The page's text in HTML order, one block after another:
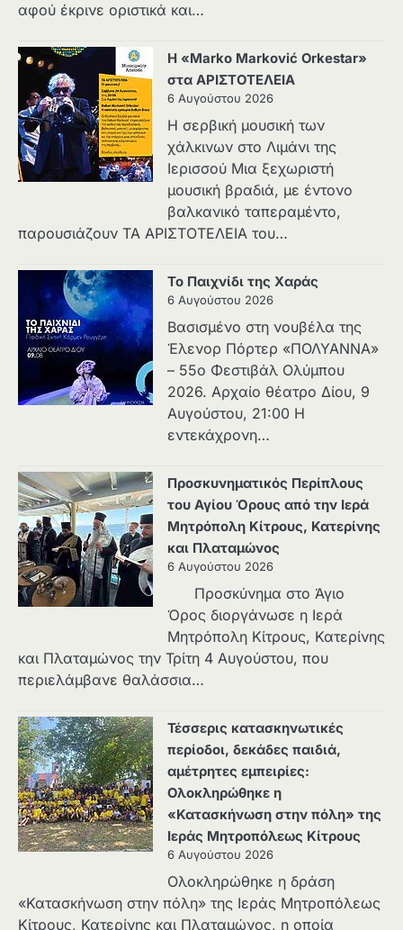
αφού έκρινε οριστικά και…
Η «Marko Marković Orkestar»
στα ΑΡΙΣΤΟΤΕΛΕΙΑ
6 Αυγούστου 2026
Η σερβική μουσική των
χάλκινων στο Λιμάνι της
Ιερισσού Μια ξεχωριστή
μουσική βραδιά, με έντονο
βαλκανικό ταπεραμέντο,
παρουσιάζουν ΤΑ ΑΡΙΣΤΟΤΕΛΕΙΑ του…
Το Παιχνίδι της Χαράς
6 Αυγούστου 2026
Βασισμένο στη νουβέλα της
Έλενορ Πόρτερ «ΠΟΛΥΑΝΝΑ»
– 55ο Φεστιβάλ Ολύμπου
2026. Αρχαίο θέατρο Δίου, 9
Αυγούστου, 21:00 Η
εντεκάχρονη…
Προσκυνηματικός Περίπλους
του Αγίου Όρους από την Ιερά
Μητρόπολη Κίτρους, Κατερίνης
και Πλαταμώνος
6 Αυγούστου 2026
Προσκύνημα στο Άγιο
Όρος διοργάνωσε η Ιερά
Μητρόπολη Κίτρους, Κατερίνης
και Πλαταμώνος την Τρίτη 4 Αυγούστου, που
περιελάμβανε θαλάσσια…
Τέσσερις κατασκηνωτικές
περίοδοι, δεκάδες παιδιά,
αμέτρητες εμπειρίες:
Ολοκληρώθηκε η
«Κατασκήνωση στην πόλη» της
Ιεράς Μητροπόλεως Κίτρους
6 Αυγούστου 2026
Ολοκληρώθηκε η δράση
«Κατασκήνωση στην πόλη» της Ιεράς Μητροπόλεως
Κίτρους, Κατερίνης και Πλαταμώνος, η οποία